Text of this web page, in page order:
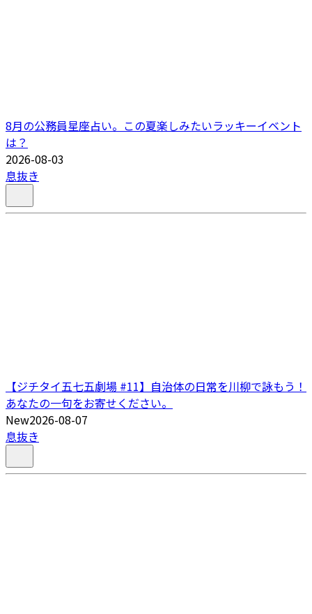
8月の公務員星座占い。この夏楽しみたいラッキーイベント
は？
2026-08-03
息抜き
【ジチタイ五七五劇場 #11】自治体の日常を川柳で詠もう！
あなたの一句をお寄せください。
New2026-08-07
息抜き